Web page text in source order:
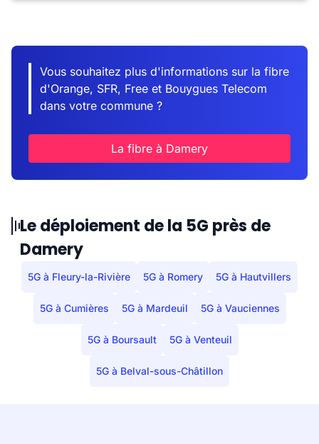
Vous souhaitez plus d'informations sur la fibre
d'Orange, SFR, Free et Bouygues Telecom
dans votre commune ?
La fibre à Damery
Le déploiement de la 5G près de
Damery
5G à Fleury-la-Rivière 5G à Romery 5G à Hautvillers
5G à Cumières 5G à Mardeuil 5G à Vauciennes
5G à Boursault 5G à Venteuil
5G à Belval-sous-Châtillon